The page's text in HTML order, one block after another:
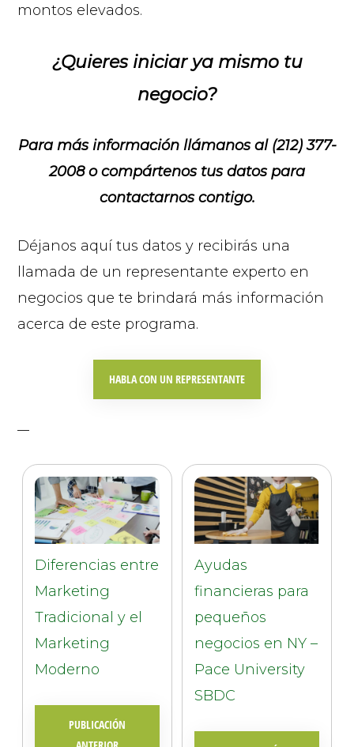
montos elevados.
¿Quieres iniciar ya mismo tu
negocio?
Para más información llámanos al (212) 377-
2008 ocompártenos tus datos para
contactarnos contigo.
Déjanos aquí tus datos y recibirás una
llamada de un representante experto en
negocios que te brindará más información
acerca de este programa.
HABLA CON UN REPRESENTANTE
Diferencias entre
Marketing
Tradicional y el
Marketing
Moderno
PUBLICACIÓN
Ayudas
financieras para
pequeños
negocios en NY –
Pace University
SBDC